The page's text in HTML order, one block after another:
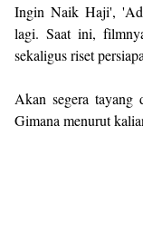
Ingin Naik Haji',
lagi. Saat ini,
sekaligus riset
Akan segera
Gimana menurut